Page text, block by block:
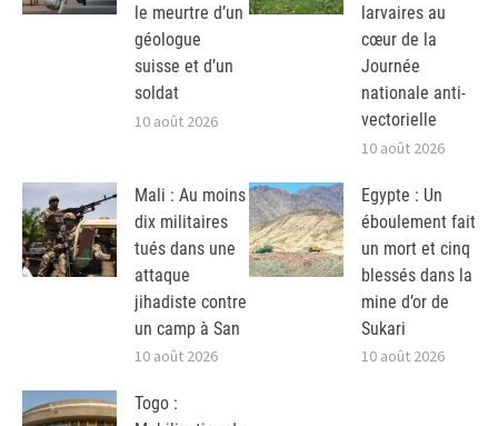
le meurtre d’un
géologue
suisse et d’un
soldat
10 août 2026
larvaires au
cœur de la
Journée
nationale anti-
vectorielle
10 août 2026
Mali : Au moins
dix militaires
tués dans une
attaque
jihadiste contre
un camp à San
10 août 2026
Egypte : Un
éboulement fait
un mort et cinq
blessés dans la
mine d’or de
Sukari
10 août 2026
Togo :